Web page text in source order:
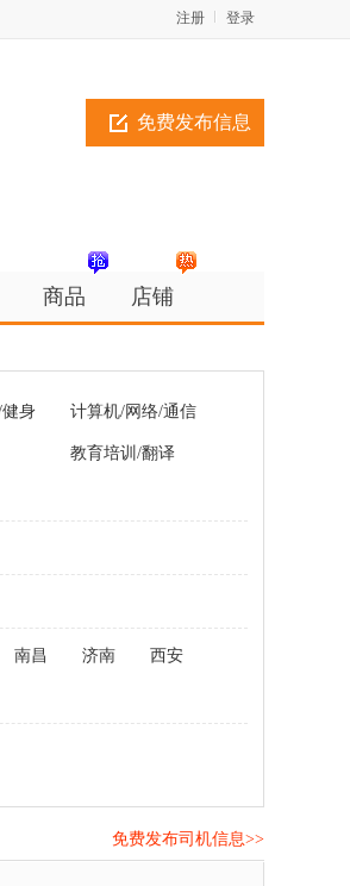
登录
注册
免费发布信息
商品 店铺
身 计算机/网络/通信
教育培训/翻译
南昌 济南 西安
免费发布司机信息>>